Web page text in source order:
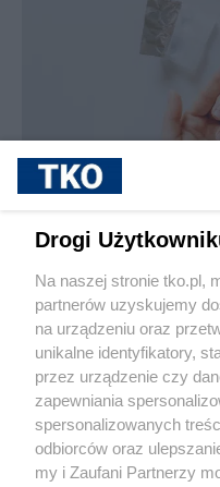
Jak rozpoznać, że
Drogi
Na naszej stronie tko.pl,
partnerów uzyskujemy
na urządzeniu oraz
unikalne identyfikatory,
przez urządzenie czy
zapewniania
spersonalizowanych
odbiorców oraz
my i Zaufani Partnerzy